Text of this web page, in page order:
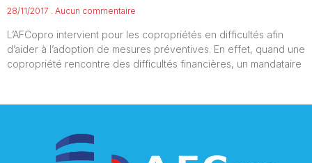
28/11/2017 Aucun commentaire
L’AFCopro intervient pour les copropriétés en difficultés afin
d’aider à l’adoption de mesures préventives. En effet, quand une
copropriété rencontre des difficultés financières, un mandataire